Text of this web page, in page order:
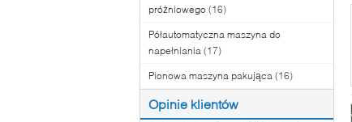
próżniowego (16)
Półautomatyczna maszyna do
napełniania (17)
Pionowa maszyna pakująca (16)
Opinie klientów